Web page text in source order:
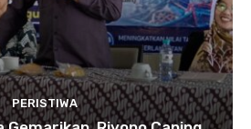
PERISTIWA